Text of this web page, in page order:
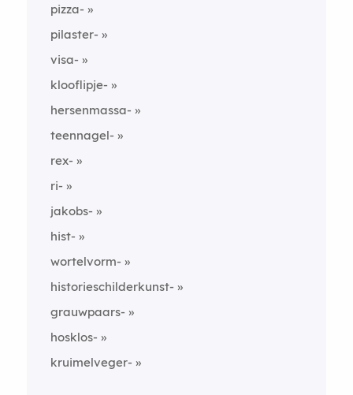
pizza-
pilaster-
visa-
klooflipje-
hersenmassa-
teennagel-
rex-
ri-
jakobs-
hist-
wortelvorm-
historieschilderkunst-
grauwpaars-
hosklos-
kruimelveger-